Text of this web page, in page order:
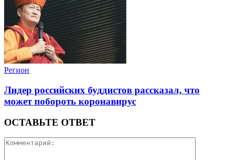
Регион
Лидер российских буддистов рассказал, что
может побороть коронавирус
ОСТАВЬТЕ ОТВЕТ